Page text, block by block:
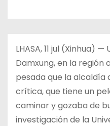
LHASA, 11 jul
Damxung, en la región
pesada que la alcaldía
crítica, que tiene un
caminar y gozaba de
investigación de la